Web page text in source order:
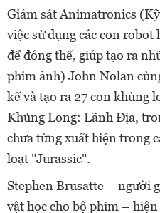
Giám sát Animatronics
việc sử dụng các con
để đóng thế, giúp tạo ra
phim ảnh) John Nolan
kế và tạo ra 27 con khủng
Khủng Long: Lãnh Địa,
chưa từng xuất hiện trong
loạt "Jurassic".
Stephen Brusatte – người
vật học cho bộ phim –